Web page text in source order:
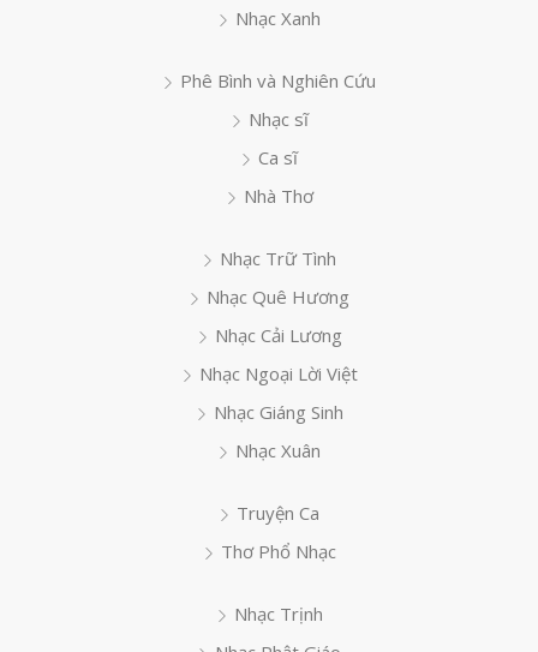
Nhạc Xanh
Phê Bình và Nghiên Cứu
Nhạc sĩ
Ca sĩ
Nhà Thơ
Nhạc Trữ Tình
Nhạc Quê Hương
Nhạc Cải Lương
Nhạc Ngoại Lời Việt
Nhạc Giáng Sinh
Nhạc Xuân
Truyện Ca
Thơ Phổ Nhạc
Nhạc Trịnh